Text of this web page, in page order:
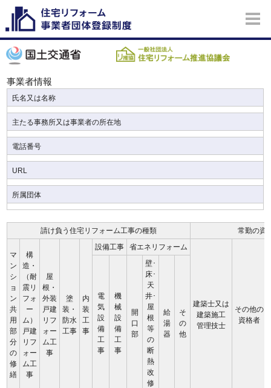
事業者情報
氏名又は名称
主たる事務所又は事業者の所在地
電話番号
URL
所属団体
請け負う住宅リフォーム工事の種類 常勤の資
マ
ン
シ
ョ
ン
共
用
部
分
の
修
繕
構
造・
（耐
震リ
フォ
ー
ム）
戸建
リフ
ォー
ム工
事
屋
根・
外装
戸建
リフ
ォー
ム工
事
塗
装・
防水
工事
内
装
工
事
設備工事 省エネリフォーム
建築士又は
建築施工
管理技士
その他の
資格者
電
気
設
備
工
事
機
械
設
備
工
事
開
口
部
壁･
床･
天
井･
屋
根
等
の
断
熱
改
修
給
湯
器
そ
の
他